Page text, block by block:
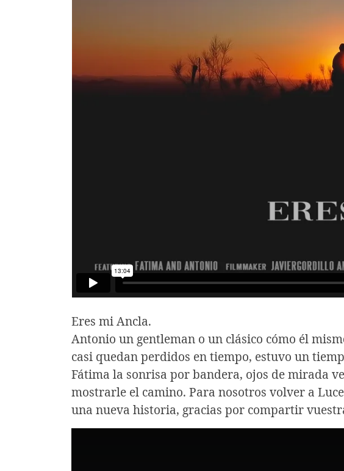
Eres mi Ancla.
Antonio un gentleman o un clásico cómo él
casi quedan perdidos en tiempo, estuvo un
Fátima la sonrisa por bandera, ojos de mirada
mostrarle el camino. Para nosotros volver a
una nueva historia, gracias por compartir